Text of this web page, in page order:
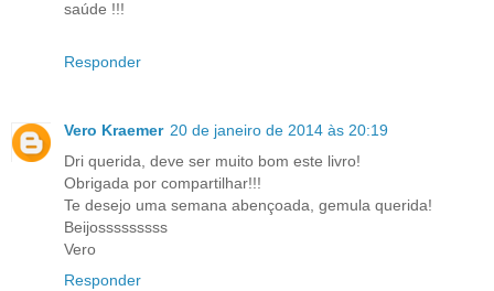
saúde !!!
Responder
Vero Kraemer 20 de janeiro de 2014 às 20:19
Dri querida, deve ser muito bom este livro!
Obrigada por compartilhar!!!
Te desejo uma semana abençoada, gemula querida!
Beijosssssssss
Vero
Responder